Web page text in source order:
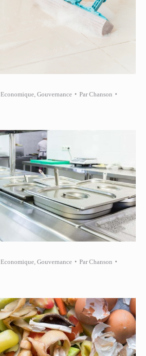
Economique Gouvernance ParChanson
Economique Gouvernance ParChanson